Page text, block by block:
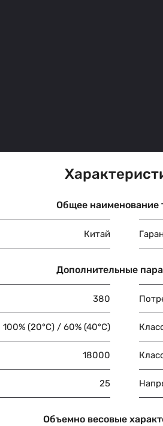
Общее наименование
Китай
Дополнительные
380
100% (20°С) / 60% (40°С)
18000
25
Объемно весовые